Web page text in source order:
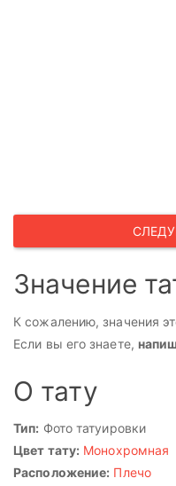
Значение
К сожалению, значения
Если вы его знаете,
О тату
Тип: Фото татуировки
Цвет тату: Монохромная
Расположение: Плечо